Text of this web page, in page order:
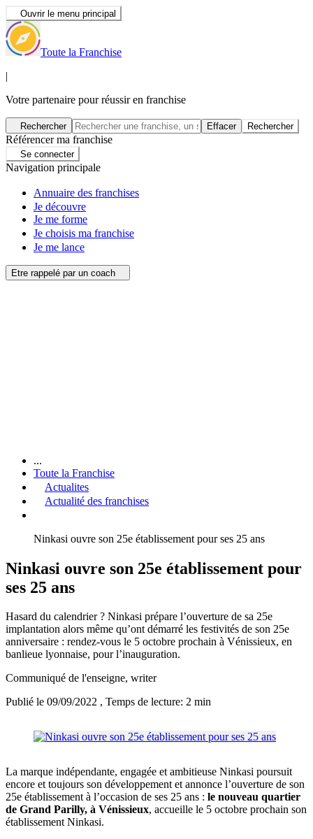
Ouvrir le menu principal
Toute la Franchise
|
Votre partenaire pour réussir en franchise
Rechercher Effacer Rechercher
Référencer ma franchise
Se connecter
Navigation principale
Annuaire des franchises
Je découvre
Je me forme
Je choisis ma franchise
Je me lance
Etre rappelé par un coach
...
Toute la Franchise
Actualites
Actualité des franchises
Ninkasi ouvre son 25e établissement pour ses 25 ans
Ninkasi ouvre son 25e établissement pour
ses 25 ans
Hasard du calendrier ? Ninkasi prépare l’ouverture de sa 25e
implantation alors même qu’ont démarré les festivités de son 25e
anniversaire : rendez-vous le 5 octobre prochain à Vénissieux, en
banlieue lyonnaise, pour l’inauguration.
Communiqué de l'enseigne, writer
Publié le 09/09/2022 , Temps de lecture: 2 min
La marque indépendante, engagée et ambitieuse Ninkasi poursuit
encore et toujours son développement et annonce l’ouverture de son
25e établissement à l’occasion de ses 25 ans : le nouveau quartier
de Grand Parilly, à Vénissieux, accueille le 5 octobre prochain son
établissement Ninkasi.